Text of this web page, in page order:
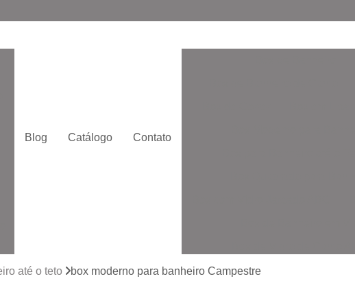
Blog Catálogo Contato
Box de Vidro Sanfonado ABC
até o teto box moderno para banheiro Campestre